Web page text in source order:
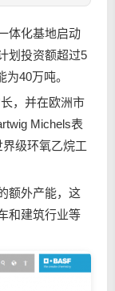
体化基地启动
划投资额超过5
40万吨。
，并在欧洲市
Michels表
级环氧乙烷工
额外产能，这
和建筑行业等